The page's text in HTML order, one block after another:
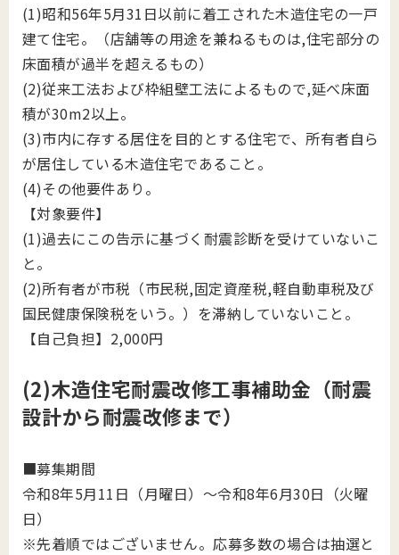
(1)昭和56年5月31日以前に着工された木造住宅の一戸
建て住宅。（店舗等の用途を兼ねるものは,住宅部分の
床面積が過半を超えるもの）
(2)従来工法および枠組壁工法によるもので,延べ床面
積が30m2以上。
(3)市内に存する居住を目的とする住宅で、所有者自ら
が居住している木造住宅であること。
(4)その他要件あり。
【対象要件】
(1)過去にこの告示に基づく耐震診断を受けていないこ
と。
(2)所有者が市税（市民税,固定資産税,軽自動車税及び
国民健康保険税をいう。）を滞納していないこと。
【自己負担】2,000円
(2)木造住宅耐震改修工事補助金（耐震
設計から耐震改修まで）
■募集期間
令和8年5月11日（月曜日）～令和8年6月30日（火曜
日）
※先着順ではございません。応募多数の場合は抽選と